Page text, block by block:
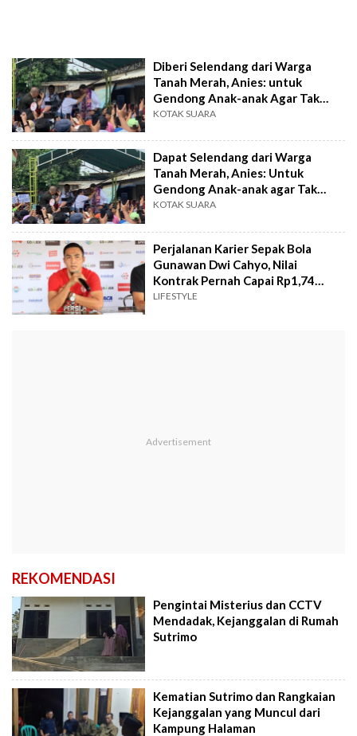
Diberi Selendang dari Warga
Tanah Merah, Anies: untuk
Gendong Anak-anak Agar Tak
Putus Sekolah
KOTAK SUARA
Dapat Selendang dari Warga
Tanah Merah, Anies: Untuk
Gendong Anak-anak agar Tak
Putus Sekolah
KOTAK SUARA
Perjalanan Karier Sepak Bola
Gunawan Dwi Cahyo, Nilai
Kontrak Pernah Capai Rp1,74
Miliar, Kini Ditendang Persik
LIFESTYLE
REKOMENDASI
Pengintai Misterius dan CCTV
Mendadak, Kejanggalan di Rumah
Sutrimo
Kematian Sutrimo dan Rangkaian
Kejanggalan yang Muncul dari
Kampung Halaman